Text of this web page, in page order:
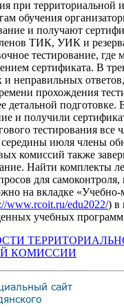
при территориальной
обучения
и получают
ТИК, УИК и
тестирование, где
сертификата. В
неправильных
прохождения
детальной подготовке.
и получили
тестирования все
середины июля члены
комиссий также
Найти комплекты
для самоконтроля,
на вкладке «Учебно-
www.rcoit.ru/edu2022/) в
учебных
КОМИССИИ